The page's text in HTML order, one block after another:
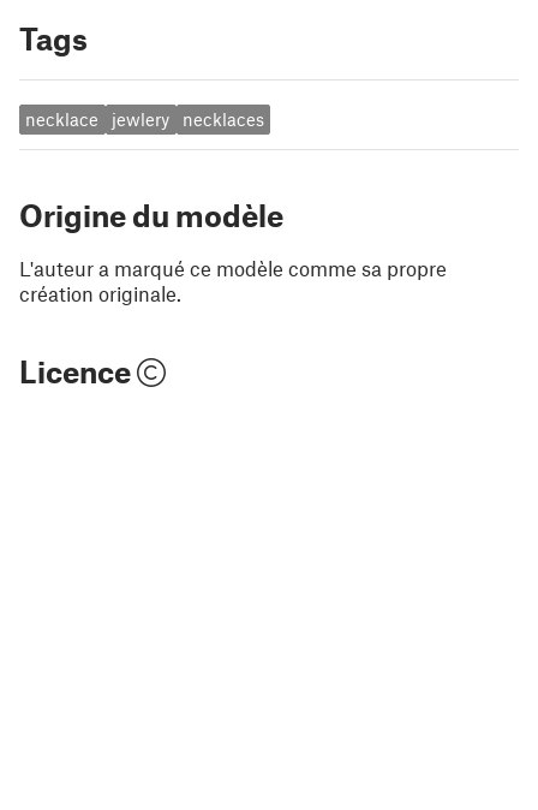
Tags
necklace jewlery necklaces
Origine du modèle
L'auteur a marqué ce modèle comme sa propre
création originale.
Licence